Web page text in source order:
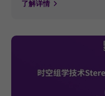
了解详情